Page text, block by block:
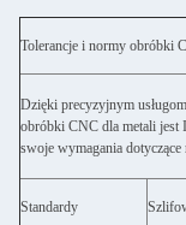
Tolerancje i normy obróbki
Dzięki precyzyjnym
obróbki CNC dla metali jest
swoje wymagania dotyczące
Standardy